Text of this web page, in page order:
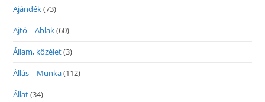
Ajándék(73)
Ajtó – Ablak(60)
Állam, közélet(3)
Állás – Munka(112)
Állat(34)